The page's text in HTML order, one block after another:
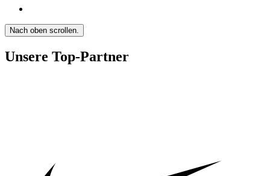
Nach oben scrollen.
Unsere Top-Partner